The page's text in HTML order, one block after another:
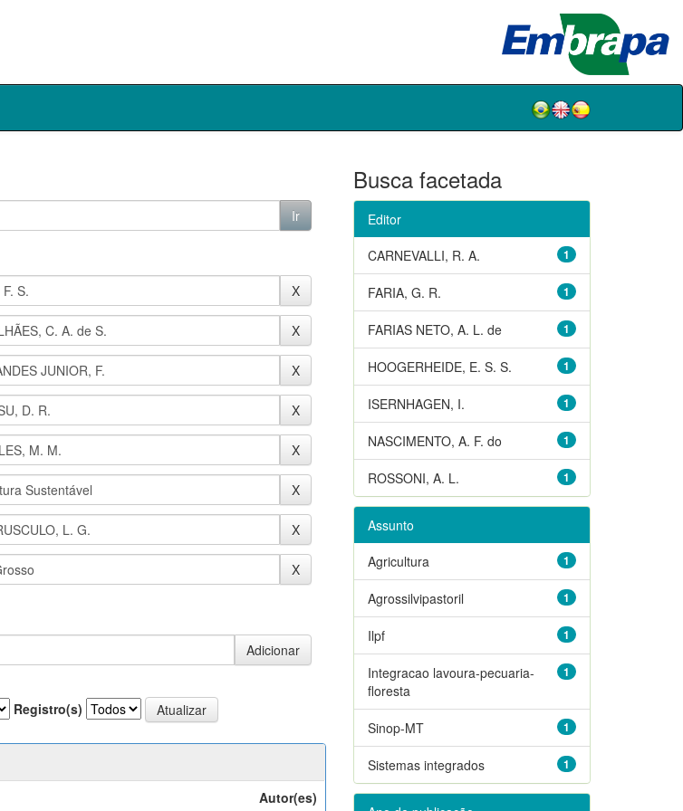
Registro(s)
Autor(es)
Busca facetada
Editor
1
CARNEVALLI, R. A.
1
FARIA, G. R.
1
FARIAS NETO, A. L. de
1
HOOGERHEIDE, E. S. S.
1
ISERNHAGEN, I.
1
NASCIMENTO, A. F. do
1
ROSSONI, A. L.
Assunto
1
Agricultura
1
Agrossilvipastoril
1
Ilpf
1
Integracao lavoura-pecuaria-
floresta
1
Sinop-MT
1
Sistemas integrados